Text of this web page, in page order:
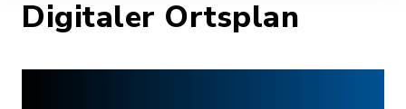
Digitaler Ortsplan